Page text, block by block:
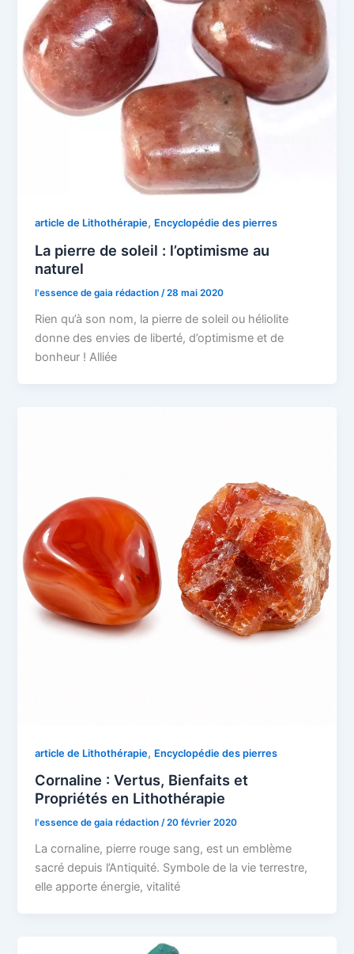
article de Lithothérapie, Encyclopédie des pierres
La pierre de soleil : l’optimisme au
naturel
l'essence de gaia rédaction/28 mai 2020
Rien qu’à son nom, la pierre de soleil ou héliolite
donne des envies de liberté, d’optimisme et de
bonheur ! Alliée
article de Lithothérapie, Encyclopédie des pierres
Cornaline : Vertus, Bienfaits et
Propriétés en Lithothérapie
l'essence de gaia rédaction/20 février 2020
La cornaline, pierre rouge sang, est un emblème
sacré depuis l’Antiquité. Symbole de la vie terrestre,
elle apporte énergie, vitalité